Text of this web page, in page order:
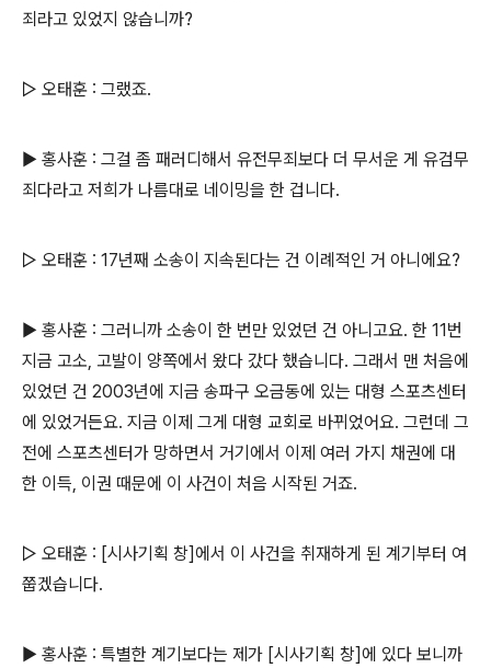
죄라고 있었지 않습니까?
▷ 오태훈 : 그랬죠.
▶ 홍사훈 : 그걸 좀 패러디해서 유전무죄보다 더 무서운 게 유검무
죄다라고 저희가 나름대로 네이밍을 한 겁니다.
▷ 오태훈 : 17년째 소송이 지속된다는 건 이례적인 거 아니에요?
▶ 홍사훈 : 그러니까 소송이 한 번만 있었던 건 아니고요. 한 11번
지금 고소, 고발이 양쪽에서 왔다 갔다 했습니다. 그래서 맨 처음에
있었던 건 2003년에 지금 송파구 오금동에 있는 대형 스포츠센터
에 있었거든요. 지금 이제 그게 대형 교회로 바뀌었어요. 그런데 그
전에 스포츠센터가 망하면서 거기에서 이제 여러 가지 채권에 대
한 이득, 이권 때문에 이 사건이 처음 시작된 거죠.
▷ 오태훈 : [시사기획 창]에서 이 사건을 취재하게 된 계기부터 여
쭙겠습니다.
▶ 홍사훈 : 특별한 계기보다는 제가 [시사기획 창]에 있다 보니까